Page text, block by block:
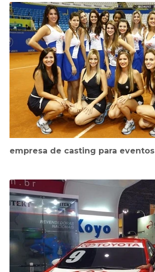
empresa de casting para eventos